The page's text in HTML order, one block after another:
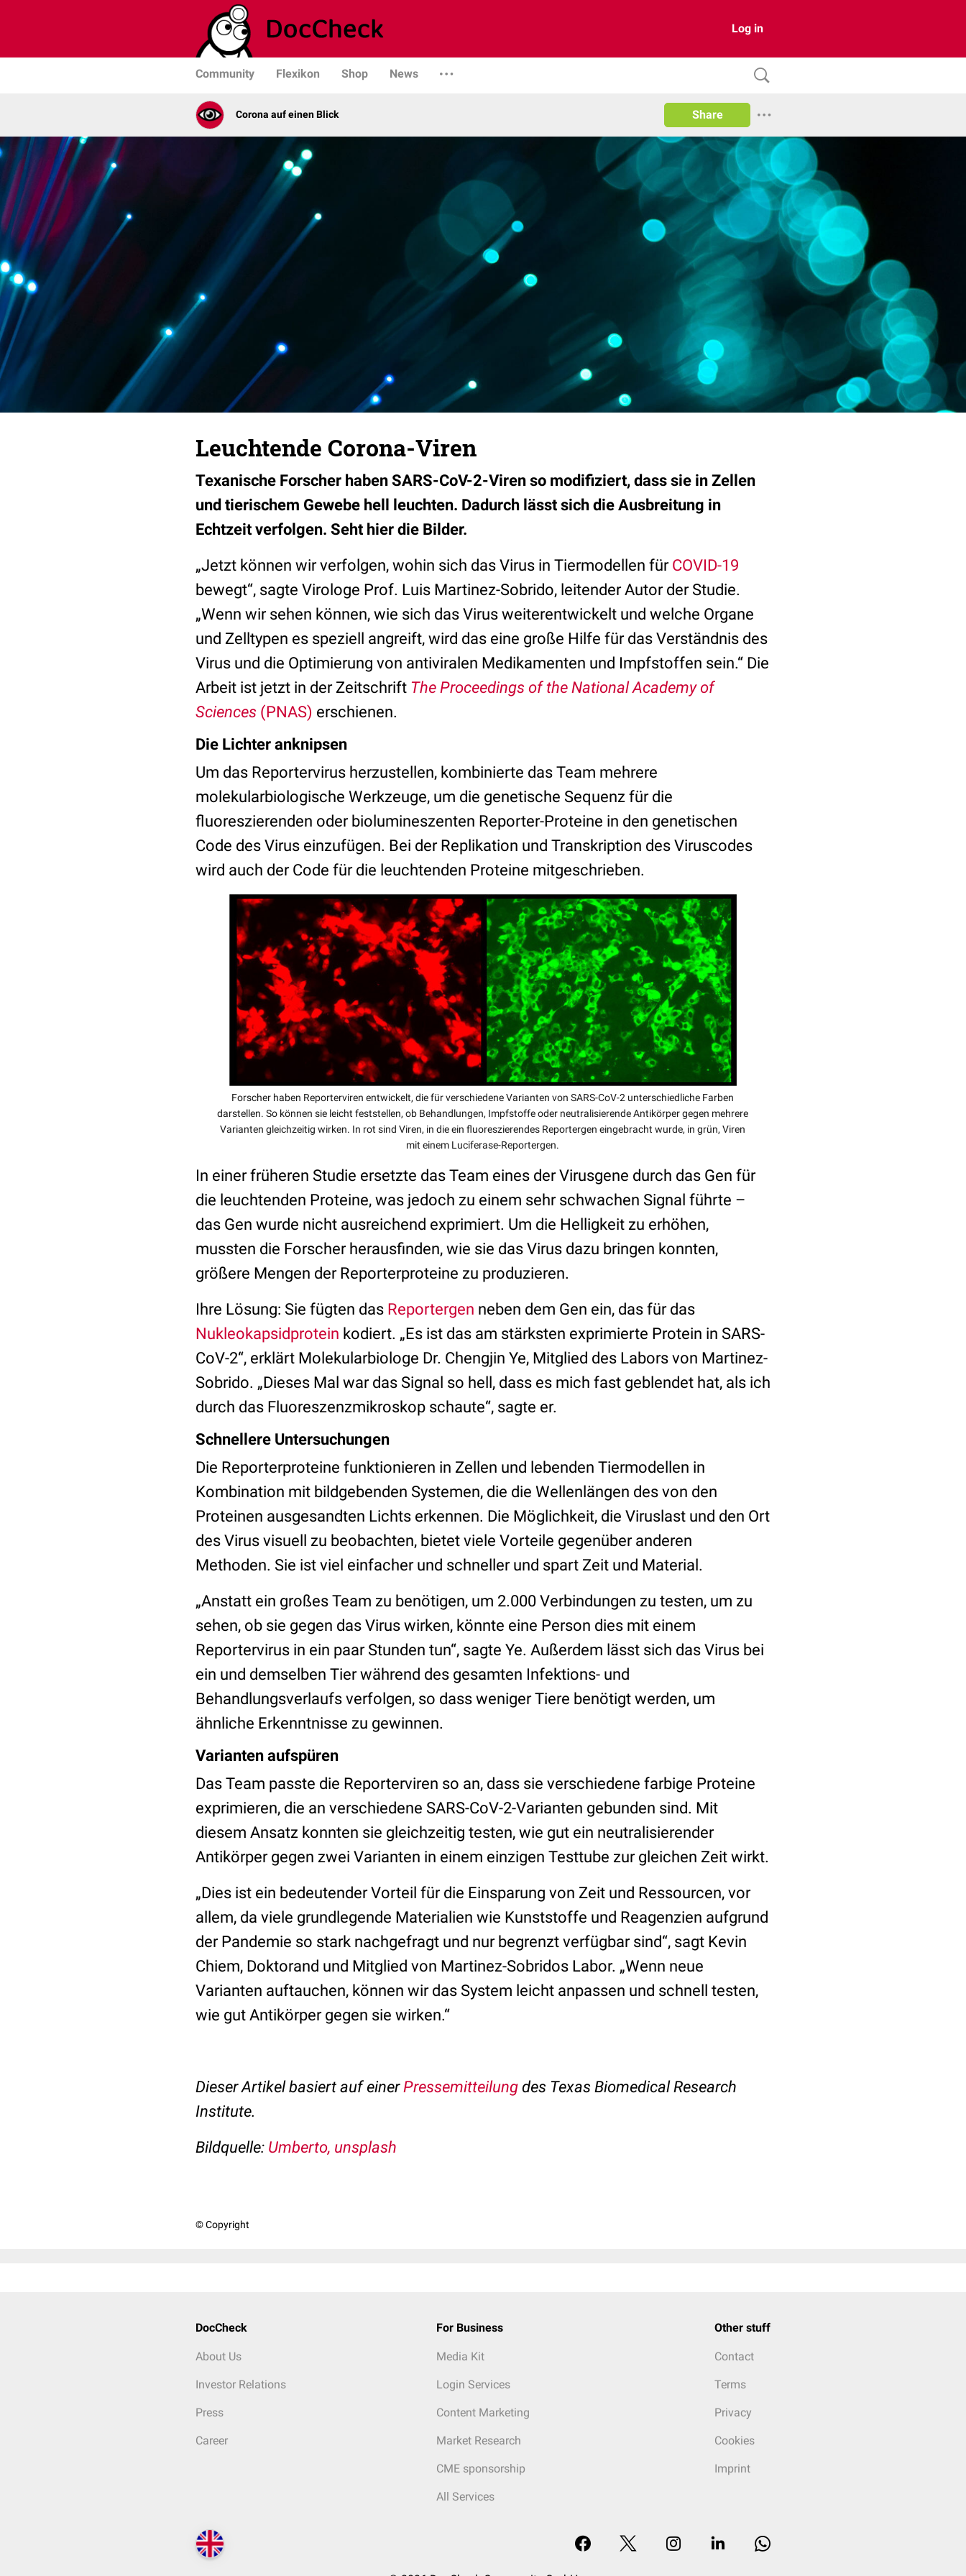
Log in
Community Flexikon Shop News
Corona auf einen Blick Share
Leuchtende Corona-Viren
Texanische Forscher haben SARS-CoV-2-Viren so modifiziert, dass sie in Zellen
und tierischem Gewebe hell leuchten. Dadurch lässt sich die Ausbreitung in
Echtzeit verfolgen. Seht hier die Bilder.
„Jetzt können wir verfolgen, wohin sich das Virus in Tiermodellen für COVID-19
bewegt“, sagte Virologe Prof. Luis Martinez-Sobrido, leitender Autor der Studie.
„Wenn wir sehen können, wie sich das Virus weiterentwickelt und welche Organe
und Zelltypen es speziell angreift, wird das eine große Hilfe für das Verständnis des
Virus und die Optimierung von antiviralen Medikamenten und Impfstoffen sein.“ Die
Arbeit ist jetzt in der Zeitschrift The Proceedings of the National Academy of
Sciences (PNAS) erschienen.
Die Lichter anknipsen
Um das Reportervirus herzustellen, kombinierte das Team mehrere
molekularbiologische Werkzeuge, um die genetische Sequenz für die
fluoreszierenden oder biolumineszenten Reporter-Proteine in den genetischen
Code des Virus einzufügen. Bei der Replikation und Transkription des Viruscodes
wird auch der Code für die leuchtenden Proteine mitgeschrieben.
Forscher haben Reporterviren entwickelt, die für verschiedene Varianten von SARS-CoV-2 unterschiedliche Farben
darstellen. So können sie leicht feststellen, ob Behandlungen, Impfstoffe oder neutralisierende Antikörper gegen mehrere
Varianten gleichzeitig wirken. In rot sind Viren, in die ein fluoreszierendes Reportergen eingebracht wurde, in grün, Viren
mit einem Luciferase-Reportergen.
In einer früheren Studie ersetzte das Team eines der Virusgene durch das Gen für
die leuchtenden Proteine, was jedoch zu einem sehr schwachen Signal führte –
das Gen wurde nicht ausreichend exprimiert. Um die Helligkeit zu erhöhen,
mussten die Forscher herausfinden, wie sie das Virus dazu bringen konnten,
größere Mengen der Reporterproteine zu produzieren.
Ihre Lösung: Sie fügten das Reportergen neben dem Gen ein, das für das
Nukleokapsidprotein kodiert. „Es ist das am stärksten exprimierte Protein in SARS-
CoV-2“, erklärt Molekularbiologe Dr. Chengjin Ye, Mitglied des Labors von Martinez-
Sobrido. „Dieses Mal war das Signal so hell, dass es mich fast geblendet hat, als ich
durch das Fluoreszenzmikroskop schaute“, sagte er.
Schnellere Untersuchungen
Die Reporterproteine funktionieren in Zellen und lebenden Tiermodellen in
Kombination mit bildgebenden Systemen, die die Wellenlängen des von den
Proteinen ausgesandten Lichts erkennen. Die Möglichkeit, die Viruslast und den Ort
des Virus visuell zu beobachten, bietet viele Vorteile gegenüber anderen
Methoden. Sie ist viel einfacher und schneller und spart Zeit und Material.
„Anstatt ein großes Team zu benötigen, um 2.000 Verbindungen zu testen, um zu
sehen, ob sie gegen das Virus wirken, könnte eine Person dies mit einem
Reportervirus in ein paar Stunden tun“, sagte Ye. Außerdem lässt sich das Virus bei
ein und demselben Tier während des gesamten Infektions- und
Behandlungsverlaufs verfolgen, so dass weniger Tiere benötigt werden, um
ähnliche Erkenntnisse zu gewinnen.
Varianten aufspüren
Das Team passte die Reporterviren so an, dass sie verschiedene farbige Proteine
exprimieren, die an verschiedene SARS-CoV-2-Varianten gebunden sind. Mit
diesem Ansatz konnten sie gleichzeitig testen, wie gut ein neutralisierender
Antikörper gegen zwei Varianten in einem einzigen Testtube zur gleichen Zeit wirkt.
„Dies ist ein bedeutender Vorteil für die Einsparung von Zeit und Ressourcen, vor
allem, da viele grundlegende Materialien wie Kunststoffe und Reagenzien aufgrund
der Pandemie so stark nachgefragt und nur begrenzt verfügbar sind“, sagt Kevin
Chiem, Doktorand und Mitglied von Martinez-Sobridos Labor. „Wenn neue
Varianten auftauchen, können wir das System leicht anpassen und schnell testen,
wie gut Antikörper gegen sie wirken.“
Dieser Artikel basiert auf einerPressemitteilung des Texas Biomedical Research
Institute.
Bildquelle: Umberto, unsplash
© Copyright
DocCheck
About Us
Investor Relations
Press
Career
For Business
Media Kit
Login Services
Content Marketing
Market Research
CME sponsorship
All Services
Other stuff
Contact
Terms
Privacy
Cookies
Imprint